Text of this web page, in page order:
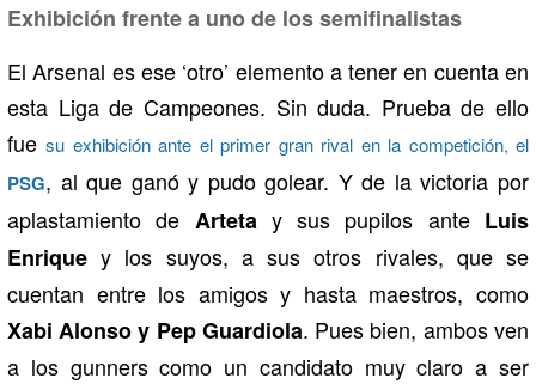
Exhibición frente a uno de los semifinalistas
El Arsenal es ese ‘otro’ elemento a tener en cuenta en
esta Liga de Campeones. Sin duda. Prueba de ello
fuesu exhibición ante el primer gran rival en la competición, el
PSG, al que ganó y pudo golear. Y de la victoria por
aplastamiento de Arteta y sus pupilos ante Luis
Enrique y los suyos, a sus otros rivales, que se
cuentan entre los amigos y hasta maestros, como
Xabi Alonso y Pep Guardiola. Pues bien, ambos ven
a los gunners como un candidato muy claro a ser